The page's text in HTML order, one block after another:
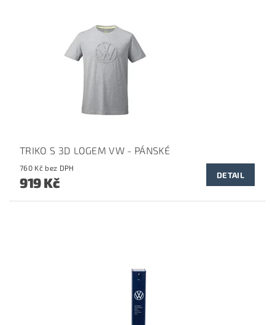
TRIKO S 3D LOGEM VW - PÁNSKÉ
760 Kč bez DPH
919 Kč DETAIL